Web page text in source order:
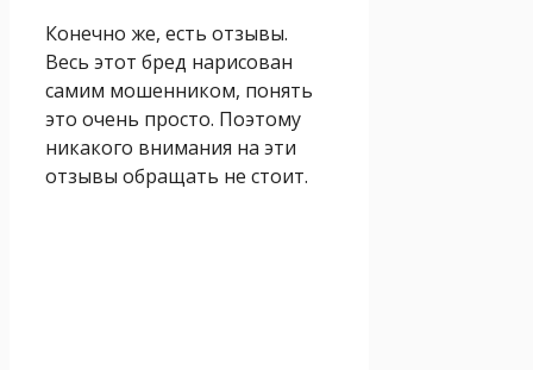
Конечно же, есть отзывы.
Весь этот бред нарисован
самим мошенником, понять
это очень просто. Поэтому
никакого внимания на эти
отзывы обращать не стоит.